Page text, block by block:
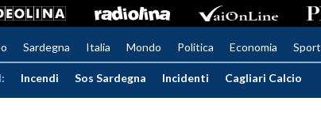
Sardegna Italia Mondo Politica Economia Sport
Incendi Sos Sardegna Incidenti Cagliari Calcio